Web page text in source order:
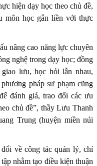
hiện dạy học theo chủ đề,
môn học gắn liền với thực
nâng cao năng lực chuyên
nghệ trong dạy học; đồng
lưu, học hỏi lẫn nhau,
pháp sư phạm cũng
đánh giá, trao đổi các ưu
chủ đề”, thầy Lưu Thanh
Trung (huyện miền núi
về công tác quản lý, chỉ
nhằm tạo điều kiện thuận